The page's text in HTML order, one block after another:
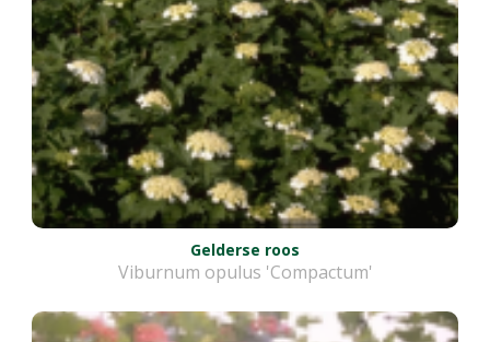
Gelderse roos
Viburnum opulus 'Compactum'